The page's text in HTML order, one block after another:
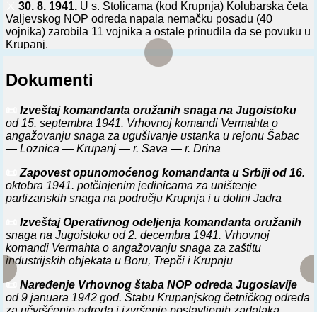
30. 8. 1941. U s. Stolicama (kod Krupnja) Kolubarska četa
Valjevskog NOP odreda napala nemačku posadu (40
vojnika) zarobila 11 vojnika a ostale prinudila da se povuku u
Krupanj.
U s. Stolicama (kod Krupnja) formirana Prateća
četa Vrhovnog štaba NOP odreda Jugoslavije.
3. 9. 1941. Valjevski NOP odred i četnički odredi Zečevića
i Martinovića, posle trodnevnih borbi, zauzeli Krupanj, koji je
branilo oko 500 nemačkih vojnika. Zarobljeno 124, ubijeno 9
a ranjeno 30 nemačkih vojnika. Zaplenjeno: 22 mitraljeza, 8
automata, 7 minobacača, 40 pušaka, 10 pištolja, sanduk
bombi, 300.000 metaka, 2 radio-stanice, 1 hirurška stanica,
12 motornih vozila, 2 magacina hrane, 200 pari odela i dr.
Naši gubici: 6 mrtvih i 12 ranjenih. U Krupnju formirani SNO
⚔️ 4. 9. 1941. U Krupnju SNO odbor objavio dekret
građanima: da se u svim selima izaberu NO odbori, formira
Narodna straža, preuzme inventar i imovina Opštinske
uprave, žand. stanice i Sreskog načelstva, obrazuje odbor
radničke kontrole u fabrici antimona, formira opančarska
radionica i dr.
Dokumenti
Izveštaj komandanta oružanih snaga na Jugoistoku
od 15. septembra 1941. Vrhovnoj komandi Vermahta o
angažovanju snaga za ugušivanje ustanka u rejonu Šabac
— Loznica — Krupanj — r. Sava — r. Drina
Zapovest opunomoćenog komandanta u Srbiji od 16.
oktobra 1941. potčinjenim jedinicama za uništenje
partizanskih snaga na području Krupnja i u dolini Jadra
Izveštaj Operativnog odeljenja komandanta oružanih
snaga na Jugoistoku od 2. decembra 1941. Vrhovnoj
komandi Vermahta o angažovanju snaga za zaštitu
industrijskih objekata u Boru, Trepči i Krupnju
📜
Naređenje Vrhovnog štaba NOP odreda Jugoslavije
od 9 januara 1942 god. Štabu Krupanjskog četničkog odreda